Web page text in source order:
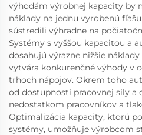
výhodám výrobnej kapacity by
náklady na jednu vyrobenú
sústredili výhradne na
Systémy s vyššou kapacitou a
dosahujú výrazne nižšie
vytvára konkurenčné výhody v
trhoch nápojov. Okrem toho
od dostupnosti pracovnej sily a
nedostatkom pracovníkov a
Optimalizácia kapacity, ktorú
systémy, umožňuje výrobcom